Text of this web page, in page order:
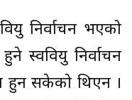
निर्वाचन भएको
स्ववियु निर्वाचन
हुन सकेको थिएन ।